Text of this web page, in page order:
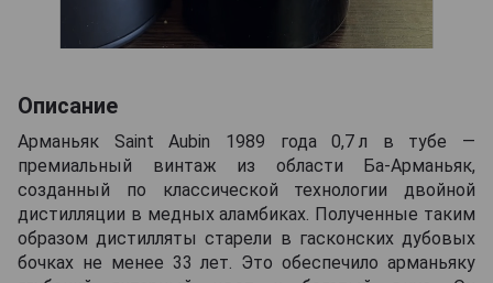
Описание
Арманьяк Saint Aubin 1989 года 0,7 л в тубе —
премиальный винтаж из области Ба-Арманьяк,
созданный по классической технологии двойной
дистилляции в медных аламбиках. Полученные таким
образом дистилляты старели в гасконских дубовых
бочках не менее 33 лет. Это обеспечило арманьяку